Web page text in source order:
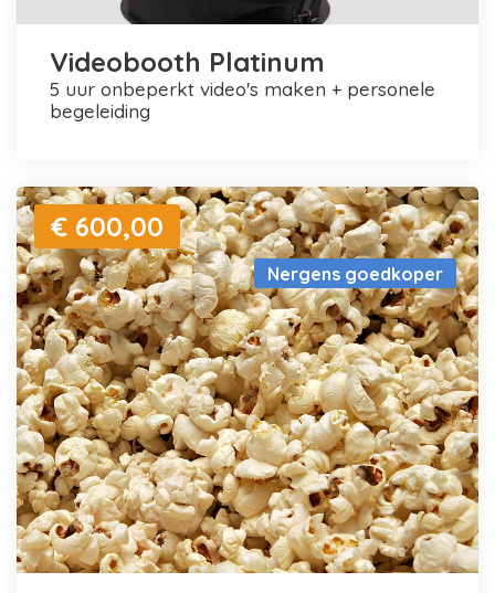
Videobooth Platinum
5 uur onbeperkt video's maken + personele
begeleiding
Nergens goedkoper
€ 600,00